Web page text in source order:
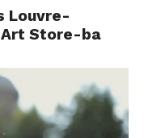
Louvre-
Art Store-ba